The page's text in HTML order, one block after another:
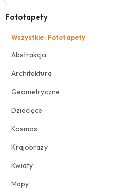
Fototapety
Wszystkie: Fototapety
Abstrakcja
Architektura
Geometryczne
Dziecięce
Kosmos
Krajobrazy
Kwiaty
Mapy